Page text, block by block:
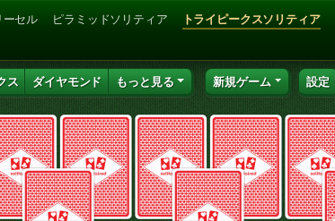
ーセル ピラミッドソリティア トライピークスソリティア
ス ダイヤモンド もっと見る 新規ゲーム 設定